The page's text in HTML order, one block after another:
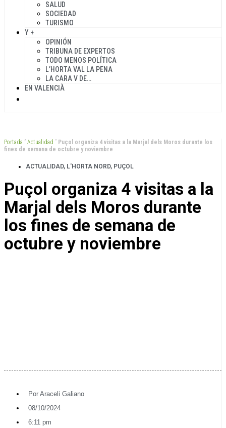
SALUD
SOCIEDAD
TURISMO
Y +
OPINIÓN
TRIBUNA DE EXPERTOS
TODO MENOS POLÍTICA
L’HORTA VAL LA PENA
LA CARA V DE…
EN VALENCIÀ
Portada ” Actualidad ” Puçol organiza 4 visitas a la Marjal dels Moros durante los
fines de semana de octubre y noviembre
ACTUALIDAD, L'HORTA NORD, PUÇOL
Puçol organiza 4 visitas a la
Marjal dels Moros durante
los fines de semana de
octubre y noviembre
Por Araceli Galiano
08/10/2024
6:11 pm